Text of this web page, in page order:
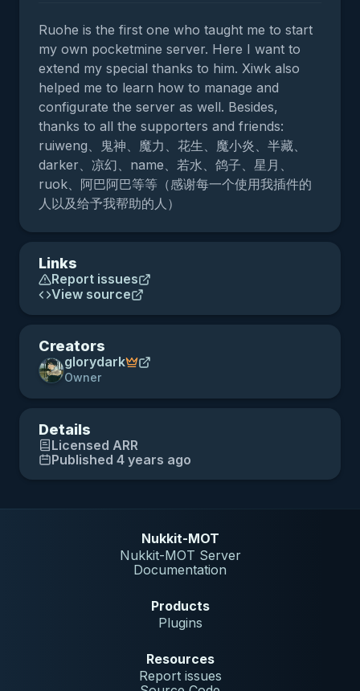
Links
Report issues
View source
Creators
glorydark
Owner
Details
Licensed ARR
Published 4 years ago
Ruohe is the first one who taught me to start
my own pocketmine server. Here I want to
extend my special thanks to him. Xiwk also
helped me to learn how to manage and
configurate the server as well. Besides,
thanks to all the supporters and friends:
ruiweng、鬼神、魔力、花生、魔小炎、半藏、
darker、凉幻、name、若水、鸽子、星月、
ruok、阿巴阿巴等等（感谢每一个使用我插件的
人以及给予我帮助的人）
Nukkit-MOT
Nukkit-MOT Server
Documentation
Products
Plugins
Resources
Report issues